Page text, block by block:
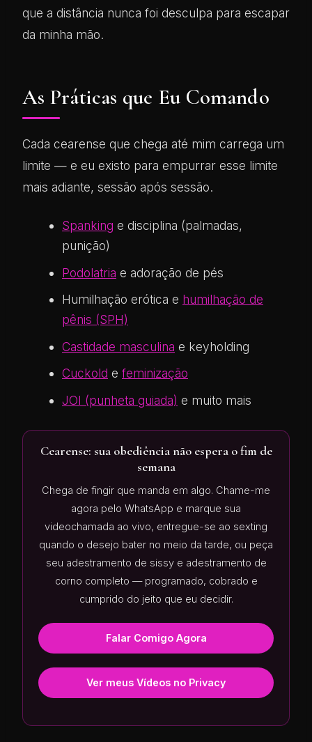
que a distância nunca foi desculpa para escapar
da minha mão.
As Práticas que Eu Comando
Cada cearense que chega até mim carrega um
limite — e eu existo para empurrar esse limite
mais adiante, sessão após sessão.
Spanking e disciplina (palmadas,
punição)
Podolatria e adoração de pés
Humilhação erótica e humilhação de
pênis (SPH)
Castidade masculina e keyholding
Cuckold e feminização
JOI (punheta guiada) e muito mais
Cearense: sua obediência não espera o fim de
semana
Chega de fingir que manda em algo. Chame-me
agora pelo WhatsApp e marque sua
videochamada ao vivo, entregue-se ao sexting
quando o desejo bater no meio da tarde, ou peça
seu adestramento de sissy e adestramento de
corno completo — programado, cobrado e
cumprido do jeito que eu decidir.
Falar Comigo Agora
Ver meus Vídeos no Privacy